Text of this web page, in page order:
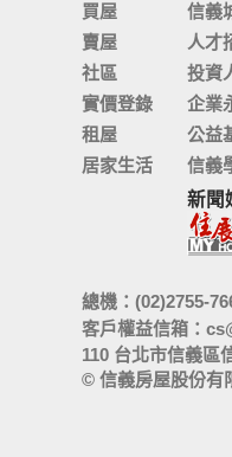
買屋
賣屋
社區
實價登錄
租屋
居家生活
信義
人才
投資
企業
公益
信義
新聞
總機：(02)2755-
客戶權益信箱：
110 台北市信義區
© 信義房屋股份有